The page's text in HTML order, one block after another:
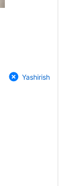
Yashirish